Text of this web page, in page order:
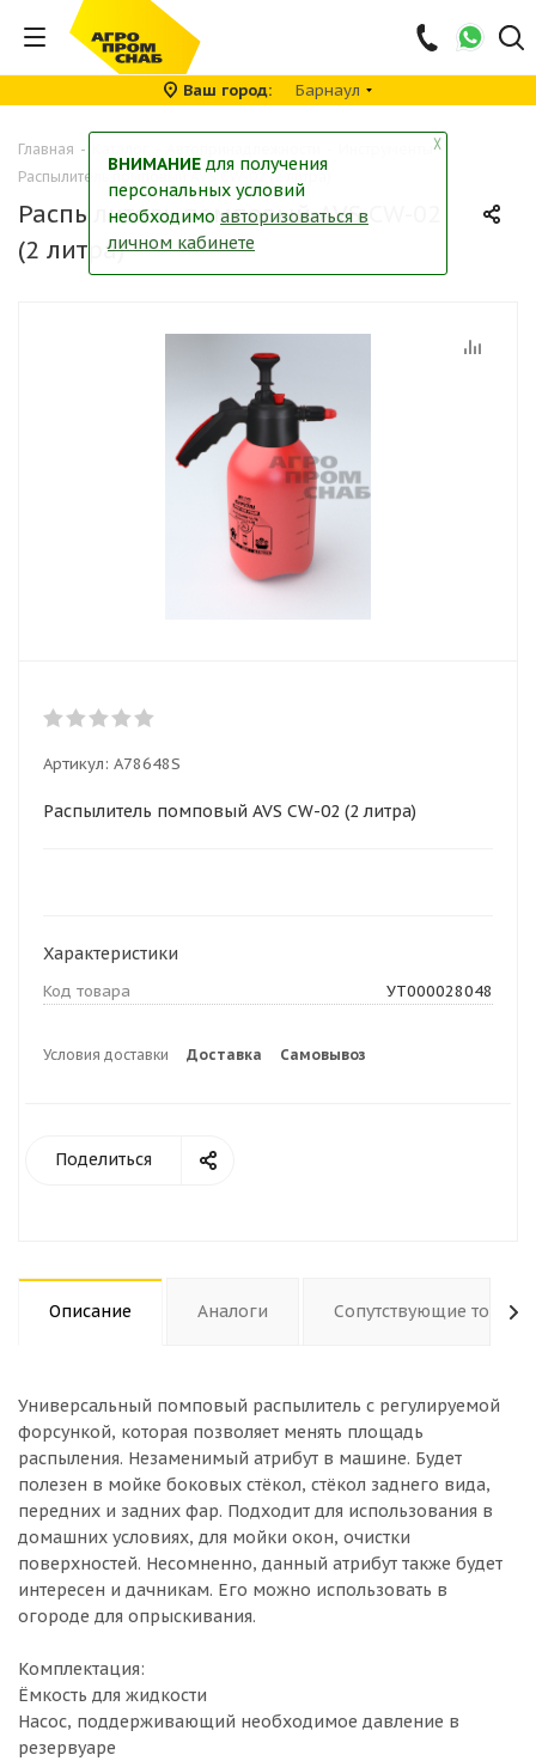
Ваш город Барнаул
Главная -
-
Распылитель помповый AVS CW-02 (2 литра)
Распылитель помповый AVS CW-02
(2 литра)
Артикул: A78648S
Распылитель помповый AVS CW-02 (2 литра)
Характеристики
Код товара УТ000028048
Условия доставки Доставка Самовывоз
Поделиться
Описание Аналоги Сопутствующие товары
Универсальный помповый распылитель с регулируемой
форсункой, которая позволяет менять площадь
распыления. Незаменимый атрибут в машине. Будет
полезен в мойке боковых стёкол, стёкол заднего вида,
передних и задних фар. Подходит для использования в
домашних условиях, для мойки окон, очистки
поверхностей. Несомненно, данный атрибут также будет
интересен и дачникам. Его можно использовать в
огороде для опрыскивания.
Комплектация:
Ёмкость для жидкости
Насос, поддерживающий необходимое давление в
резервуаре
╳
ВНИМАНИЕ для получения
персональных условий
необходимо авторизоваться в
личном кабинете